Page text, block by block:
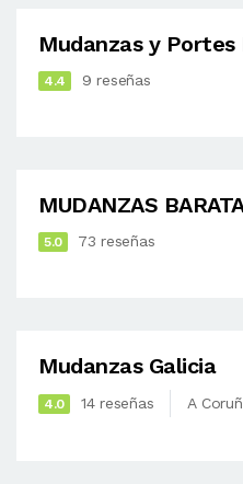
Mudanzas y Portes
4.4 9 reseñas
MUDANZAS
5.0 73 reseñas
Mudanzas Galicia
4.0 14 reseñas A